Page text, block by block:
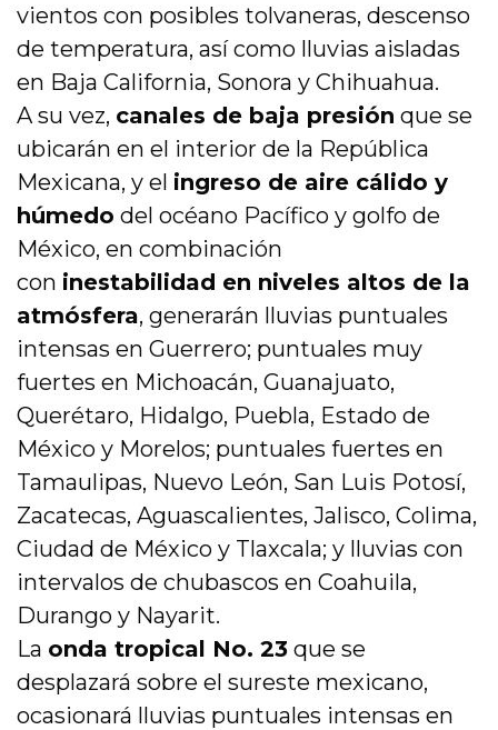
vientos con posibles tolvaneras, descenso
de temperatura, así como lluvias aisladas
en Baja California, Sonora y Chihuahua.
A su vez, canales de baja presión que se
ubicarán en el interior de la República
Mexicana, y el ingreso de aire cálido y
húmedo del océano Pacífico y golfo de
México, en combinación
con inestabilidad en niveles altos de la
atmósfera, generarán lluvias puntuales
intensas en Guerrero; puntuales muy
fuertes en Michoacán, Guanajuato,
Querétaro, Hidalgo, Puebla, Estado de
México y Morelos; puntuales fuertes en
Tamaulipas, Nuevo León, San Luis Potosí,
Zacatecas, Aguascalientes, Jalisco, Colima,
Ciudad de México y Tlaxcala; y lluvias con
intervalos de chubascos en Coahuila,
Durango y Nayarit.
La onda tropical No. 23 que se
desplazará sobre el sureste mexicano,
ocasionará lluvias puntuales intensas en